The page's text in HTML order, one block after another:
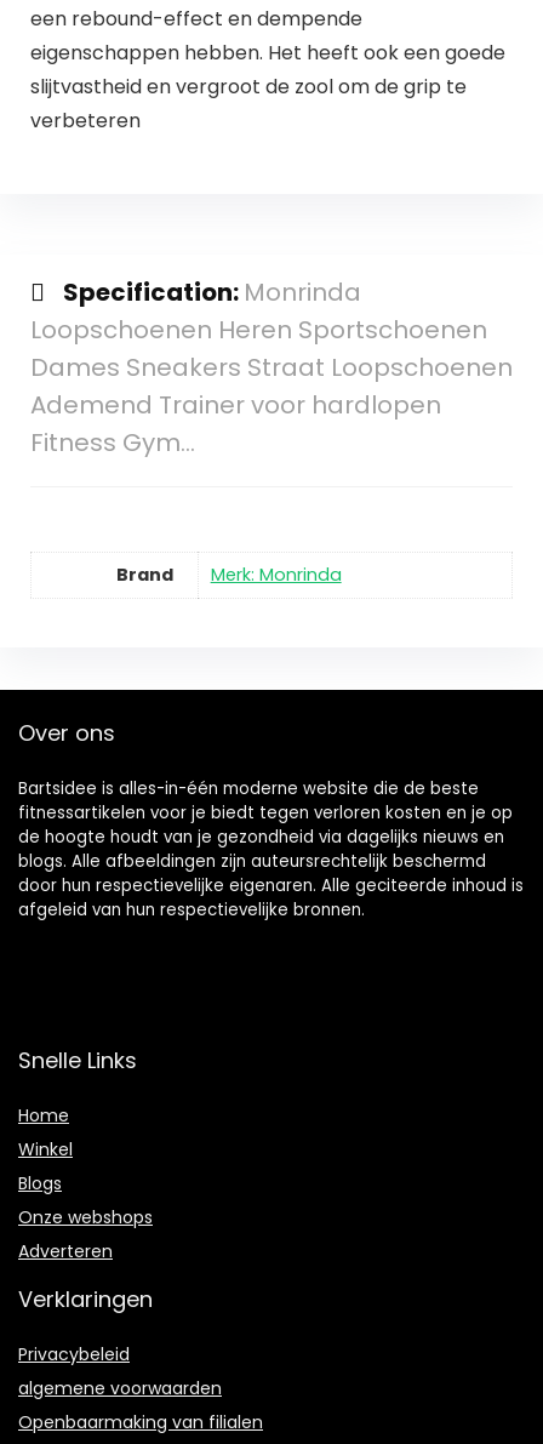
een rebound-effect en dempende
eigenschappen hebben. Het heeft ook een goede
slijtvastheid en vergroot de zool om de grip te
verbeteren
Specification: Monrinda
Loopschoenen Heren Sportschoenen
Dames Sneakers Straat Loopschoenen
Ademend Trainer voor hardlopen
Fitness Gym…
Brand Merk: Monrinda
Over ons
Bartsidee is alles-in-één moderne website die de beste
fitnessartikelen voor je biedt tegen verloren kosten en je op
de hoogte houdt van je gezondheid via dagelijks nieuws en
blogs. Alle afbeeldingen zijn auteursrechtelijk beschermd
door hun respectievelijke eigenaren. Alle geciteerde inhoud is
afgeleid van hun respectievelijke bronnen.
Snelle Links
Home
Winkel
Blogs
Onze webshops
Adverteren
Verklaringen
Privacybeleid
algemene voorwaarden
Openbaarmaking van filialen